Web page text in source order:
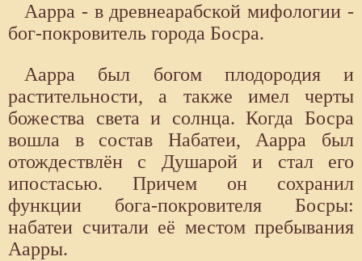
Аарра - в древнеарабской мифологии -
бог-покровитель города Босра.
Аарра был богом плодородия и
растительности, а также имел черты
божества света и солнца. Когда Босра
вошла в состав Набатеи, Аарра был
отождествлён с Душарой и стал его
ипостасью. Причем он сохранил
функции бога-покровителя Босры:
набатеи считали её местом пребывания
Аарры.